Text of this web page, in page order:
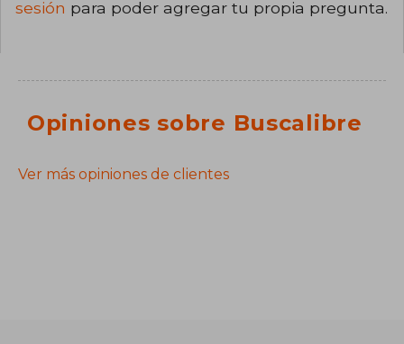
sesión para poder agregar tu propia pregunta.
Opiniones sobre Buscalibre
Ver más opiniones de clientes